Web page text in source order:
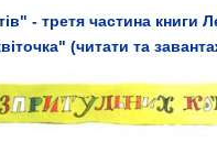
- третя частина книги
(читати та